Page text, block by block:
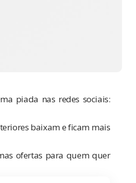
piada nas redes sociais:
baixam e ficam mais
ofertas para quem quer